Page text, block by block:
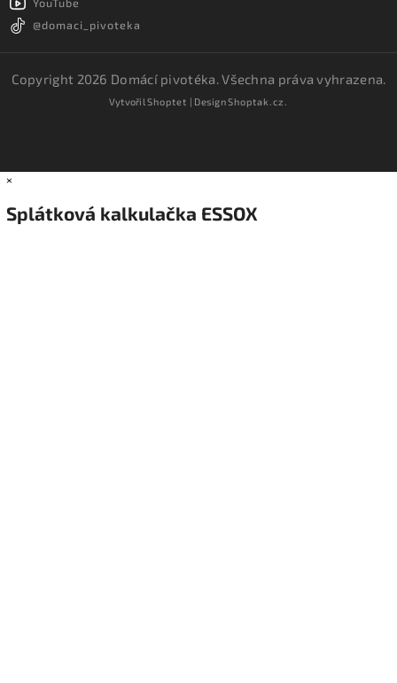
@domaci_pivoteka
Copyright 2026 Domácí pivotéka. Všechna práva vyhrazena.
VytvořilShoptet | DesignShoptak.cz.
×
Splátková kalkulačka ESSOX